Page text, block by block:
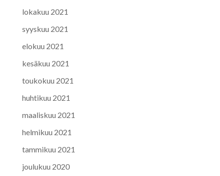
lokakuu 2021
syyskuu 2021
elokuu 2021
kesäkuu 2021
toukokuu 2021
huhtikuu 2021
maaliskuu 2021
helmikuu 2021
tammikuu 2021
joulukuu 2020